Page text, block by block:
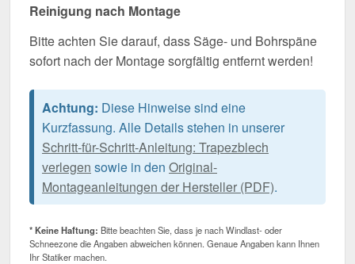
Reinigung nach Montage
Bitte achten Sie darauf, dass Säge- und Bohrspäne
sofort nach der Montage sorgfältig entfernt werden!
Achtung: Diese Hinweise sind eine
Kurzfassung. Alle Details stehen in unserer
Schritt-für-Schritt-Anleitung: Trapezblech
verlegen sowie in den Original-
Montageanleitungen der Hersteller (PDF).
* Keine Haftung: Bitte beachten Sie, dass je nach Windlast- oder
Schneezone die Angaben abweichen können. Genaue Angaben kann Ihnen
Ihr Statiker machen.